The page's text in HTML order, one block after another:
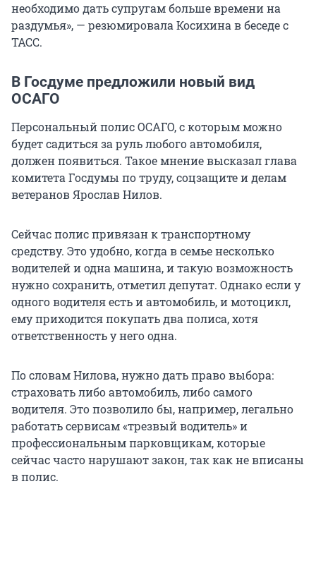
необходимо дать супругам больше времени на
раздумья», — резюмировала Косихина в беседе с
ТАСС.
В Госдуме предложили новый вид
ОСАГО
Персональный полис ОСАГО, с которым можно
будет садиться за руль любого автомобиля,
должен появиться. Такое мнение высказал глава
комитета Госдумы по труду, соцзащите и делам
ветеранов Ярослав Нилов.
Сейчас полис привязан к транспортному
средству. Это удобно, когда в семье несколько
водителей и одна машина, и такую возможность
нужно сохранить, отметил депутат. Однако если у
одного водителя есть и автомобиль, и мотоцикл,
ему приходится покупать два полиса, хотя
ответственность у него одна.
По словам Нилова, нужно дать право выбора:
страховать либо автомобиль, либо самого
водителя. Это позволило бы, например, легально
работать сервисам «трезвый водитель» и
профессиональным парковщикам, которые
сейчас часто нарушают закон, так как не вписаны
в полис.